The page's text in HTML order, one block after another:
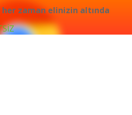
zaman elinizin altında